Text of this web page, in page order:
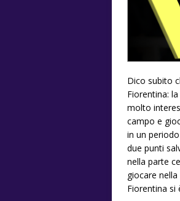
Dico subito
Fiorentina:
molto
campo e
in un
due punti
nella parte
giocare
Fiorentina si